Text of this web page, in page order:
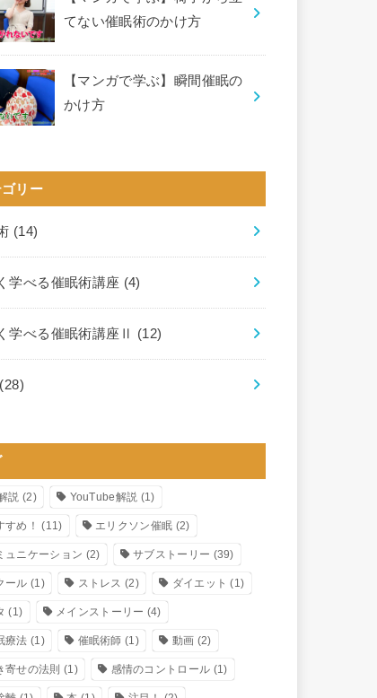
てない催眠術のかけ方
【マンガで学ぶ】瞬間催眠の
かけ方
ゴリー
(14)
学べる催眠術講座 (4)
学べる催眠術講座Ⅱ (12)
(28)
説 (2) YouTube解説 (1)
すめ！ (11) エリクソン催眠 (2)
ュニケーション (2) サブストーリー (39)
ール (1) ストレス (2) ダイエット (1)
(1) メインストーリー (4)
療法 (1) 催眠術師 (1) 動画 (2)
寄せの法則 (1) 感情のコントロール (1)